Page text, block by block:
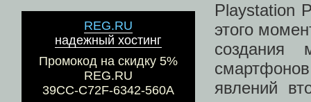
REG.RU
надежный хостинг
Промокод на скидку 5%
REG.RU
39CC-C72F-6342-560A
Playstation
этого
создания
явлений